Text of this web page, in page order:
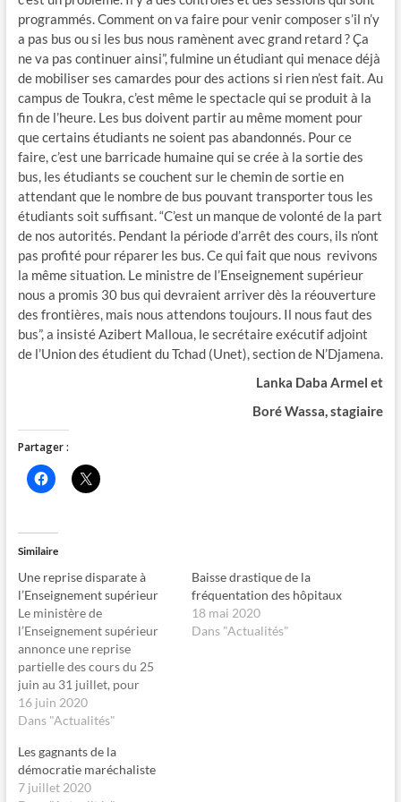
programmés. Comment on va faire pour venir composer s’il n’y
a pas bus ou si les bus nous ramènent avec grand retard ? Ça
ne va pas continuer ainsi”, fulmine un étudiant qui menace déjà
de mobiliser ses camardes pour des actions si rien n’est fait. Au
campus de Toukra, c’est même le spectacle qui se produit à la
fin de l’heure. Les bus doivent partir au même moment pour
que certains étudiants ne soient pas abandonnés. Pour ce
faire, c’est une barricade humaine qui se crée à la sortie des
bus, les étudiants se couchent sur le chemin de sortie en
attendant que le nombre de bus pouvant transporter tous les
étudiants soit suffisant. “C’est un manque de volonté de la part
de nos autorités. Pendant la période d’arrêt des cours, ils n’ont
pas profité pour réparer les bus. Ce qui fait que nous revivons
la même situation. Le ministre de l’Enseignement supérieur
nous a promis 30 bus qui devraient arriver dès la réouverture
des frontières, mais nous attendons toujours. Il nous faut des
bus”, a insisté Azibert Malloua, le secrétaire exécutif adjoint
de l’Union des étudient du Tchad (Unet), section de N’Djamena.
Lanka Daba Armel et
Boré Wassa, stagiaire
Partager :
C
l
e
z
p
u
r
p
a
r
t
a
g
e
r
s
u
r
c
e
b
o
C
l
o
u
r
p
a
r
t
a
g
e
r
r
(
o
u
v
Similaire
Une reprise disparate à
l’Enseignement supérieur
Le ministère de
l’Enseignement supérieur
annonce une reprise
partielle des cours du 25
juin au 31 juillet, pour
permettre à certaines
facultés retardataires de
programmes. A situation
exceptionnelle, solution
exceptionnelle. C’est par ces
16 juin 2020
Dans "Actualités"
Baisse drastique de la
fréquentation des hôpitaux
18 mai 2020
Dans "Actualités"
Les gagnants de la
démocratie maréchaliste
7 juillet 2020